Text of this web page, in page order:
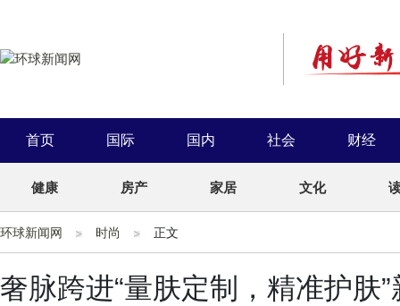
首页 国际 国内 社会 财经
健康 房产 家居 文化
环球新闻网 时尚 正文
奢脉跨进“量肤定制，精准护肤